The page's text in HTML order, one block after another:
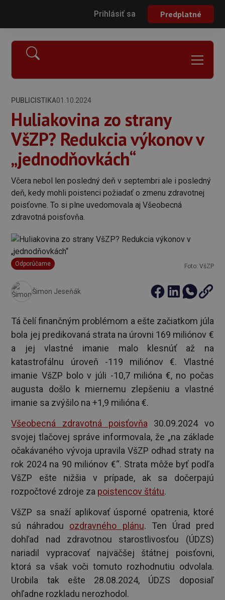
Prihlásiť sa Predplatné
PUBLICISTIKA01.10.2024
Huliakovina zo strany
VšZP? Redukcia výkonov v
„jednodňovkách“
Včera nebol len posledný deň v septembri ale i posledný
deň, kedy mohli poistenci požiadať o zmenu zdravotnej
poisťovne. To si plne uvedomovala aj Všeobecná
zdravotná poisťovňa.
Odporúčame Foto: VšZP
Šimon Jeseňák
Tá čelí finančným problémom a ešte začiatkom júla
bola jej predikovaná strata na úrovni 169 miliónov €
a jej vlastné imanie malo klesnúť až na
katastrofálnu úroveň -119 miliónov €. Vlastné
imanie VšZP bolo v júli -10,7 milióna €, no počas
augusta došlo k miernemu zlepšeniu a vlastné
imanie sa zvýšilo na +1,9 milióna €.
Všeobecná zdravotná poisťovňa30.09.2024 vo
svojej tlačovej správe informovala, že „na základe
očakávaného vývoja upravila VšZP odhad straty na
rok 2024 na 90 miliónov €“. Strata môže byť podľa
VšZP ešte nižšia v prípade, ak sa dočerpajú
rozpočtové zdroje za poistencov štátu.
VšZP sa snaží aplikovať úsporné opatrenia, ktoré
sú náhradou ozdravného plánu. Ten Úrad pred
dohľad nad zdravotnou starostlivosťou (ÚDZS)
nariadil vypracovať najväčšej štátnej poisťovni,
ktorá sa však voči tomuto rozhodnutiu odvolala.
Urobila tak ešte 28.08.2024, ÚDZS doposiaľ
ohľadne rozkladu nerozhodol.